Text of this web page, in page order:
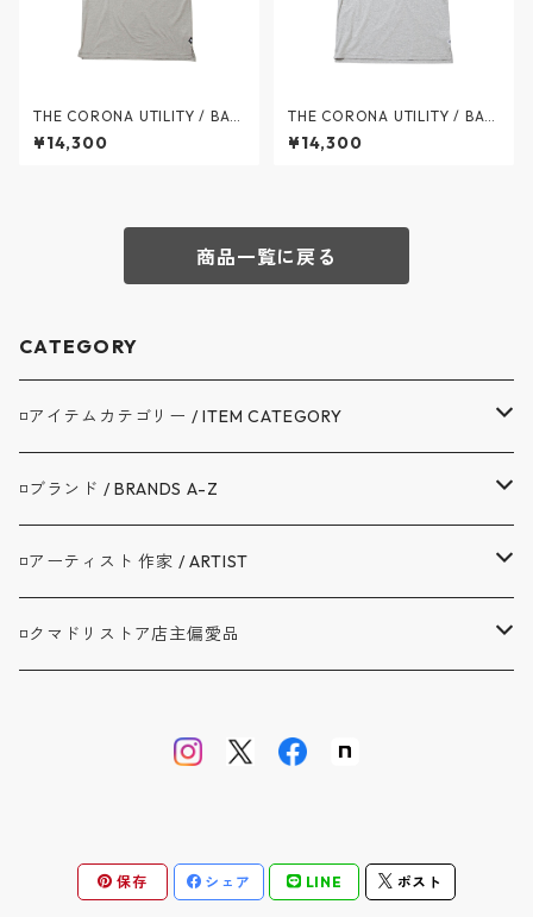
THE CORONA UTILITY / BASI
C POCKET TEE - ベーシック
ポケット Tシャツ - OD × WHI
¥14,300
THE CORONA UTILITY / BASI
C POCKET TEE - ベーシック
ポケット Tシャツ - TOP GRA
¥14,300
商品一覧に戻る
CATEGORY
◽️アイテムカテゴリー / ITEM CATEGORY
▼アウター / OUTER
コート / COAT
ジャケット / JACKET
カーディガン / CARDIGAN
▼トップス / TOPS
シャツ / SHIRTS
▼ボトムス / BOTTOMS
ロングパンツ / LONG PANTS
オーバーオール / OVERALL
◽️ブランド / BRANDS A-Z
A.G.SPALDING&BROS. / スポルディング
BAG'n'NOUN / バッグンナウン
◽️アーティスト 作家 / ARTIST
BANDAIYA(ばんだいや)
◽️クマドリストア店主偏愛品
保存 シェア LINE ポスト